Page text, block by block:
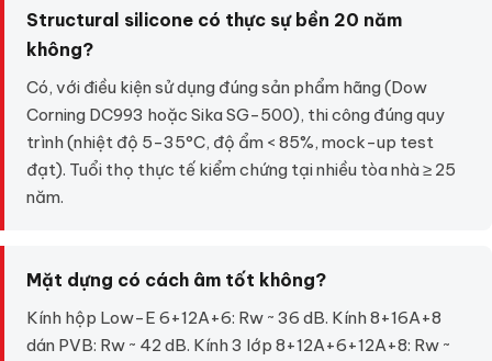
Structural silicone có thực sự bền 20 năm
không?
Có, với điều kiện sử dụng đúng sản phẩm hãng (Dow
Corning DC993 hoặc Sika SG-500), thi công đúng quy
trình (nhiệt độ 5-35°C, độ ẩm < 85%, mock-up test
đạt). Tuổi thọ thực tế kiểm chứng tại nhiều tòa nhà ≥ 25
năm.
Mặt dựng có cách âm tốt không?
Kính hộp Low-E 6+12A+6: Rw ~ 36 dB. Kính 8+16A+8
dán PVB: Rw ~ 42 dB. Kính 3 lớp 8+12A+6+12A+8: Rw ~